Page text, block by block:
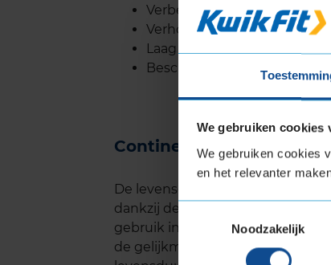
We gebruiken cookies
We gebruiken cookies
en het relevanter
Toestemmingsselectie
Noodzakelijk
Verbeterde tractie op
Verhoogde stabiliteit bij
Laag brandstofverbruik
Beschikbaar in
Continental
De levensduur van de
dankzij de duurzame
gebruik in winterse
de gelijkmatige drukverdeling